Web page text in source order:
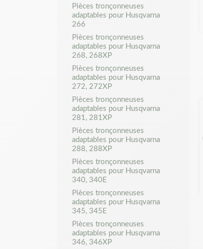
Pièces tronçonneuses
adaptables pour Husqvarna
266
Pièces tronçonneuses
adaptables pour Husqvarna
268, 268XP
Pièces tronçonneuses
adaptables pour Husqvarna
272, 272XP
Pièces tronçonneuses
adaptables pour Husqvarna
281, 281XP
Pièces tronçonneuses
adaptables pour Husqvarna
288, 288XP
Pièces tronçonneuses
adaptables pour Husqvarna
340, 340E
Pièces tronçonneuses
adaptables pour Husqvarna
345, 345E
Pièces tronçonneuses
adaptables pour Husqvarna
346, 346XP